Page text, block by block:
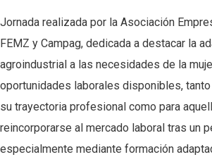
Jornada realizada por la Asociación
FEMZ y Campag, dedicada a destacar la
agroindustrial a las necesidades de la
oportunidades laborales disponibles,
su trayectoria profesional como para
reincorporarse al mercado laboral tras un
especialmente mediante formación